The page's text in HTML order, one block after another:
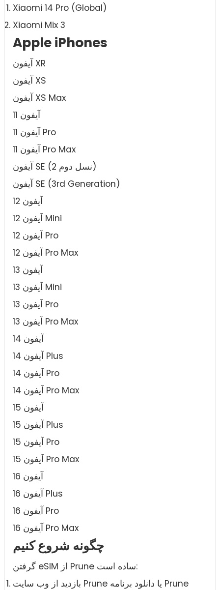
Xiaomi 14 Pro (Global)
Xiaomi Mix 3
Apple iPhones
آیفون XR
آیفون XS
آیفون XS Max
آیفون 11
آیفون 11 Pro
آیفون 11 Pro Max
آیفون SE (2 نسل دوم)
آیفون SE (3rd Generation)
آیفون 12
آیفون 12 Mini
آیفون 12 Pro
آیفون 12 Pro Max
آیفون 13
آیفون 13 Mini
آیفون 13 Pro
آیفون 13 Pro Max
آیفون 14
آیفون 14 Plus
آیفون 14 Pro
آیفون 14 Pro Max
آیفون 15
آیفون 15 Plus
آیفون 15 Pro
آیفون 15 Pro Max
آیفون 16
آیفون 16 Plus
آیفون 16 Pro
آیفون 16 Pro Max
چگونه شروع کنیم
گرفتن eSIM از Prune ساده است:
بازدید از وب سایت Prune یا دانلود برنامه Prune